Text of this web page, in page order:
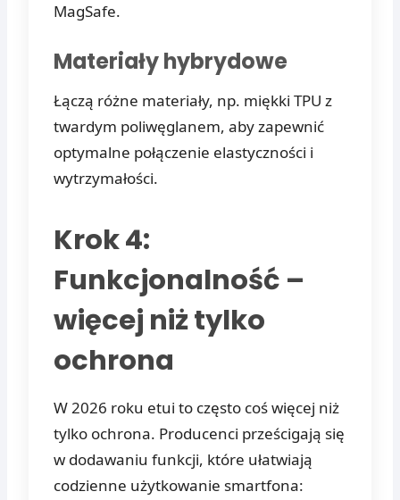
MagSafe.
Materiały hybrydowe
Łączą różne materiały, np. miękki TPU z
twardym poliwęglanem, aby zapewnić
optymalne połączenie elastyczności i
wytrzymałości.
Krok 4:
Funkcjonalność –
więcej niż tylko
ochrona
W 2026 roku etui to często coś więcej niż
tylko ochrona. Producenci prześcigają się
w dodawaniu funkcji, które ułatwiają
codzienne użytkowanie smartfona: